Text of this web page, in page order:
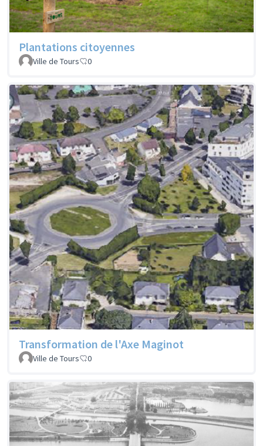
Plantations citoyennes
Ville de Tours 0
Transformation de l'Axe Maginot
Ville de Tours 0